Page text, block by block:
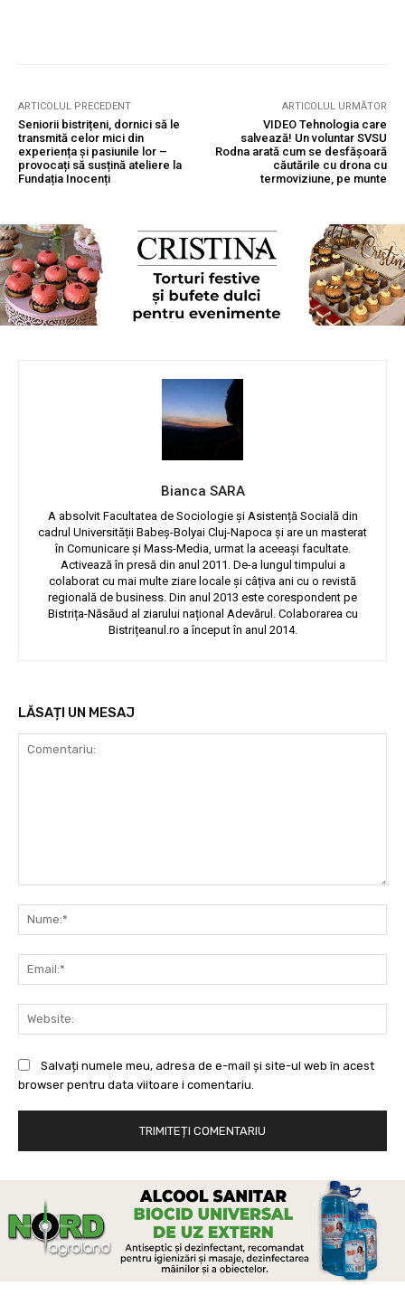
ARTICOLUL PRECEDENT
Seniorii bistrițeni, dornici să le
transmită celor mici din
experiența și pasiunile lor –
provocați să susțină ateliere la
Fundația Inocenți
ARTICOLUL URMĂTOR
VIDEO Tehnologia care
salvează! Un voluntar SVSU
Rodna arată cum se desfășoară
căutările cu drona cu
termoviziune, pe munte
Bianca SARA
A absolvit Facultatea de Sociologie și Asistență Socială din
cadrul Universității Babeș-Bolyai Cluj-Napoca și are un masterat
în Comunicare și Mass-Media, urmat la aceeași facultate.
Activează în presă din anul 2011. De-a lungul timpului a
colaborat cu mai multe ziare locale și câțiva ani cu o revistă
regională de business. Din anul 2013 este corespondent pe
Bistrița-Năsăud al ziarului național Adevărul. Colaborarea cu
Bistrițeanul.ro a început în anul 2014.
LĂSAȚI UN MESAJ
Salvați numele meu, adresa de e-mail și site-ul web în acest
browser pentru data viitoare i comentariu.